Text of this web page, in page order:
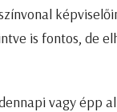
is fontos, de
vagy épp